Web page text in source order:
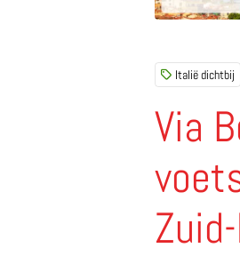
Italië dichtbij
Via